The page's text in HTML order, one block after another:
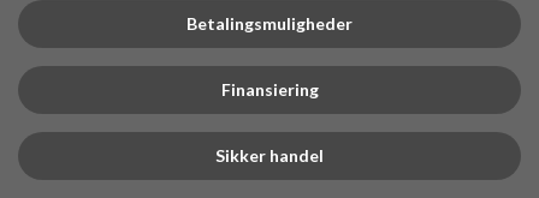
Betalingsmuligheder
Finansiering
Sikker handel